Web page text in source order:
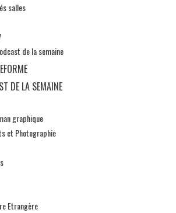
salles
de la semaine
DE LA SEMAINE
graphique
et Photographie
Etrangère